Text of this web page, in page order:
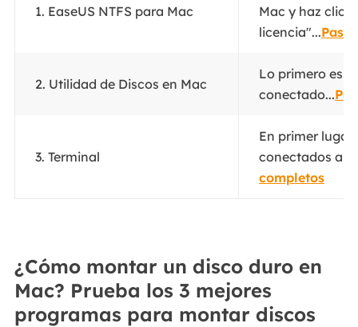
1. EaseUS NTFS para Mac
Mac y haz clic
licencia"...
2. Utilidad de Discos en Mac
Lo primero es
conectado...
3. Terminal
En primer
conectados a
completos
¿Cómo montar un disco duro en
Mac? Prueba los 3 mejores
programas para montar discos